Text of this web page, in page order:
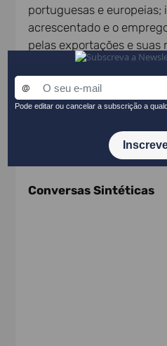
portuguesas e europeias;
acrescentado e o
pelas exportações e suas
produção.
CONSULTE O
Conteúdos
Conversas Sintéticas